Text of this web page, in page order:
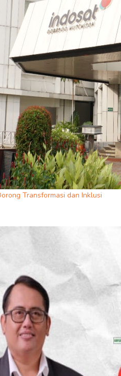
Transformasi dan Inklusi